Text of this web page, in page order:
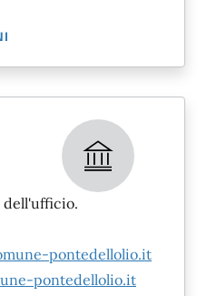
pontedellolio.it
pontedellolio.it